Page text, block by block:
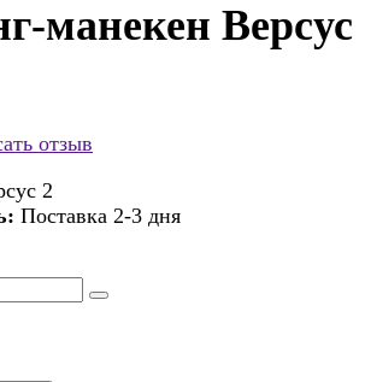
манекен Версус
отзыв
2
Поставка 2-3 дня